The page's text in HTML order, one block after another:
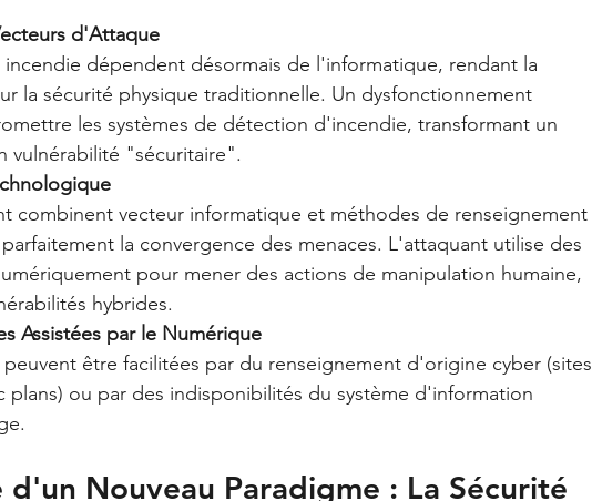
d'Attaque
incendie dépendent désormais de l'informatique, rendant la
la sécurité physique traditionnelle. Un dysfonctionnement
les systèmes de détection d'incendie, transformant un
"sécuritaire".
combinent vecteur informatique et méthodes de renseignement
la convergence des menaces. L'attaquant utilise des
pour mener des actions de manipulation humaine,
hybrides.
Assistées par le Numérique
être facilitées par du renseignement d'origine cyber (sites
plans) ou par des indisponibilités du système d'information
d'un Nouveau Paradigme : La Sécurité